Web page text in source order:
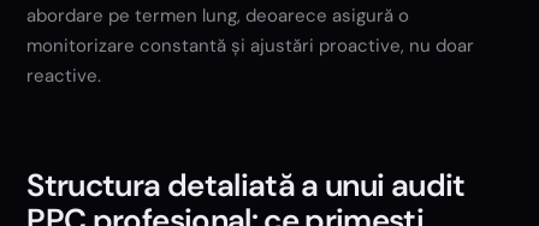
abordare pe termen lung, deoarece asigură o
monitorizare constantă și ajustări proactive, nu doar
reactive.
Structura detaliată a unui audit